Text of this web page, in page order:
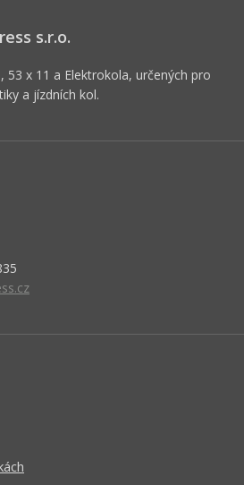
s.r.o.
53 x 11 a Elektrokola, určených pro
a jízdních kol.